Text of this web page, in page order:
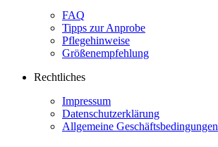
FAQ
Tipps zur Anprobe
Pflegehinweise
Größenempfehlung
Rechtliches
Impressum
Datenschutzerklärung
Allgemeine Geschäftsbedingungen